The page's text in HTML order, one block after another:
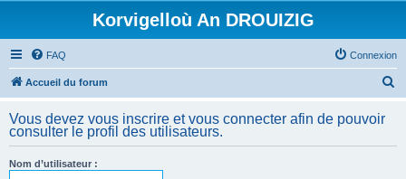
Korvigelloù An DROUIZIG
FAQ Connexion
Accueil du forum
h
Vous devez vous inscrire et vous connecter afin de pouvoir
consulter le profil des utilisateurs.
Nom d’utilisateur :